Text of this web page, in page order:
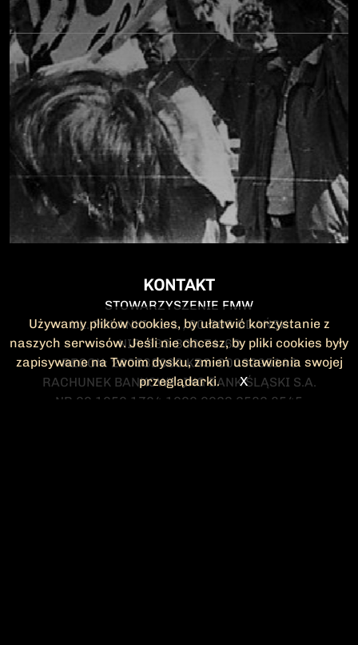
KONTAKT
STOWARZYSZENIE FMW
UL. POLANKI 41-1 , 80-308 GDAŃSK
NIP: 583-300-74-60
REGON: 220532063 KRS: 0000295148
RACHUNEK BANKOWY: ING BANK ŚLĄSKI S.A.
NR 90 1050 1764 1000 0023 2582 8545
Używamy plików cookies, by ułatwić korzystanie z
naszych serwisów. Jeśli nie chcesz, by pliki cookies były
zapisywane na Twoim dysku, zmień ustawienia swojej
przeglądarki.
X